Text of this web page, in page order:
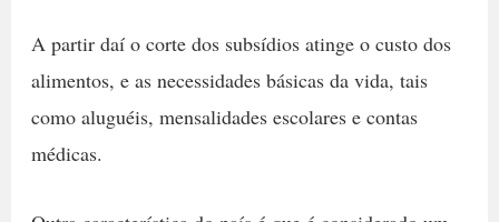
A partir daí o corte dos subsídios atinge o custo dos
alimentos, e as necessidades básicas da vida, tais
como aluguéis, mensalidades escolares e contas
médicas.